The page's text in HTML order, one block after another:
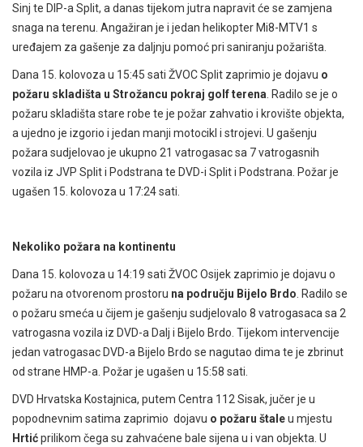
Sinj te DIP-a Split, a danas tijekom jutra napravit će se zamjena
snaga na terenu. Angažiran je i jedan helikopter Mi8-MTV1 s
uređajem za gašenje za daljnju pomoć pri saniranju požarišta.
Dana 15. kolovoza u 15:45 sati ŽVOC Split zaprimio je dojavu o
požaru skladišta u Strožancu pokraj golf terena . Radilo se je o
požaru skladišta stare robe te je požar zahvatio i krovište objekta,
a ujedno je izgorio i jedan manji motocikl i strojevi. U gašenju
požara sudjelovao je ukupno 21 vatrogasac sa 7 vatrogasnih
vozila iz JVP Split i Podstrana te DVD-i Split i Podstrana. Požar je
ugašen 15. kolovoza u 17:24 sati.
Nekoliko požara na kontinentu
Dana 15. kolovoza u 14:19 sati ŽVOC Osijek zaprimio je dojavu o
požaru na otvorenom prostoru na području Bijelo Brdo . Radilo se
o požaru smeća u čijem je gašenju sudjelovalo 8 vatrogasaca sa 2
vatrogasna vozila iz DVD-a Dalj i Bijelo Brdo. Tijekom intervencije
jedan vatrogasac DVD-a Bijelo Brdo se nagutao dima te je zbrinut
od strane HMP-a. Požar je ugašen u 15:58 sati.
DVD Hrvatska Kostajnica, putem Centra 112 Sisak, jučer je u
popodnevnim satima zaprimio dojavu o požaru štaleu mjestu
Hrtićprilikom čega su zahvaćene bale sijena u i van objekta. U